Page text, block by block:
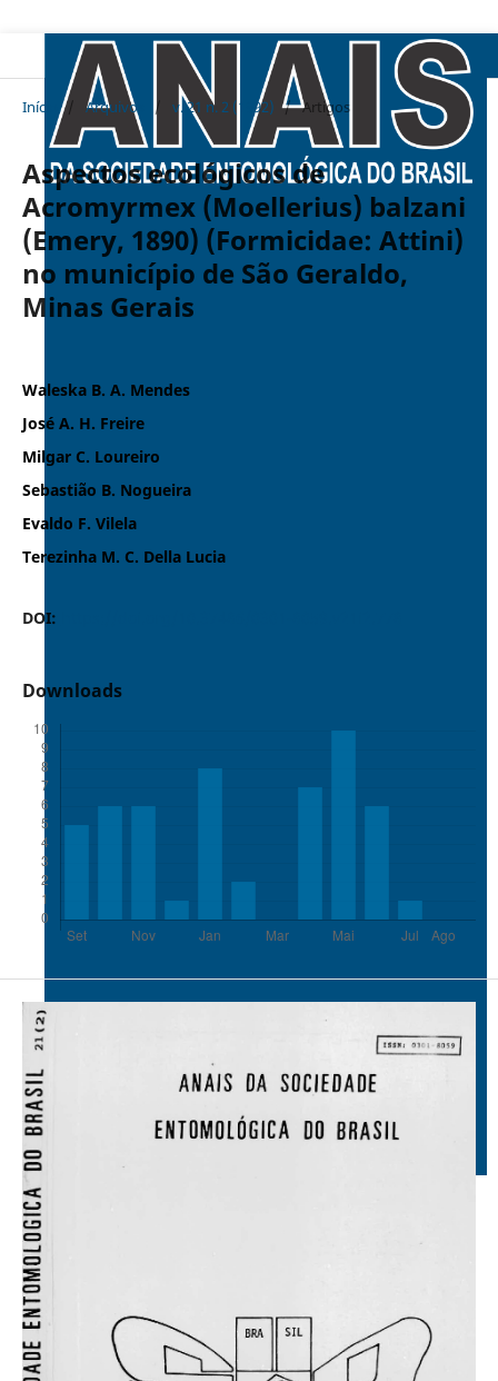
Início / Arquivos / v. 21 n. 2 (1992) / Artigos
Aspectos ecológicos de
Acromyrmex (Moellerius) balzani
(Emery, 1890) (Formicidae: Attini)
no município de São Geraldo,
Minas Gerais
Waleska B. A. Mendes
José A. H. Freire
Milgar C. Loureiro
Sebastião B. Nogueira
Evaldo F. Vilela
Terezinha M. C. Della Lucia
DOI:
Downloads